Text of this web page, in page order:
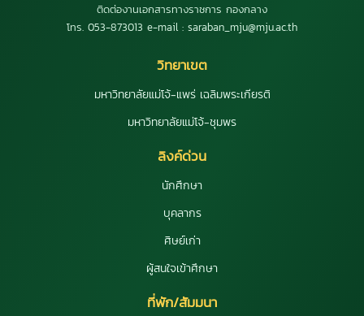
ติดต่องานเอกสารทางราชการ กองกลาง
โทร. 053-873013 e-mail : saraban_mju@mju.ac.th
วิทยาเขต
มหาวิทยาลัยแม่โจ้-แพร่ เฉลิมพระเกียรติ
มหาวิทยาลัยแม่โจ้-ชุมพร
ลิงค์ด่วน
นักศึกษา
บุคลากร
ศิษย์เก่า
ผู้สนใจเข้าศึกษา
ที่พัก/สัมมนา